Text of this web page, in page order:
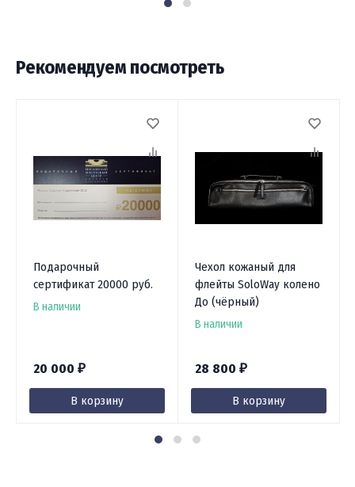
Рекомендуем посмотреть
Подарочный
сертификат 20000 руб.
В наличии
20 000 ₽
В корзину
Чехол кожаный для
флейты SoloWay колено
До (чёрный)
В наличии
28 800 ₽
В корзину